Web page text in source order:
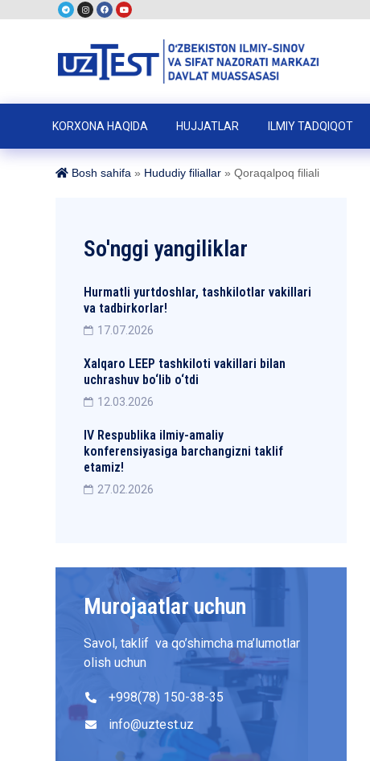
KORXONA HAQIDA HUJJATLAR ILMIY TADQIQOT
Bosh sahifa » Hududiy filiallar » Qoraqalpoq filiali
So'nggi yangiliklar
Hurmatli yurtdoshlar, tashkilotlar vakillari
va tadbirkorlar!
17.07.2026
Xalqaro LEEP tashkiloti vakillari bilan
uchrashuv bo‘lib o‘tdi
12.03.2026
IV Respublika ilmiy-amaliy
konferensiyasiga barchangizni taklif
etamiz!
27.02.2026
Murojaatlar uchun
Savol, taklif va qo’shimcha ma’lumotlar
olish uchun
+998(78) 150-38-35
info@uztest.uz